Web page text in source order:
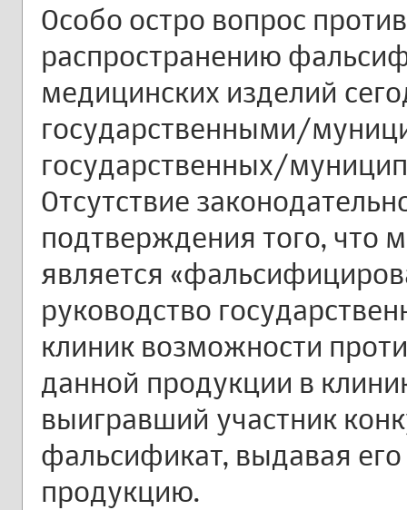
Особо остро вопрос
распространению
медицинских изделий
государственными/
государственных/
Отсутствие
подтверждения того, что
является
руководство
клиник возможности
данной продукции в
выигравший участник
фальсификат, выдавая
продукцию.